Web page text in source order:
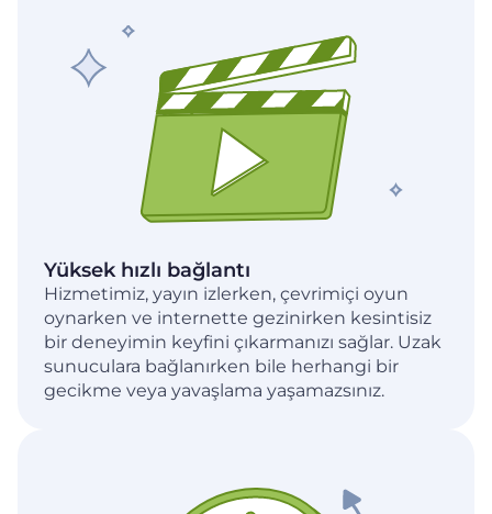
Yüksek hızlı bağlantı
Hizmetimiz, yayın izlerken, çevrimiçi oyun
oynarken ve internette gezinirken kesintisiz
bir deneyimin keyfini çıkarmanızı sağlar. Uzak
sunuculara bağlanırken bile herhangi bir
gecikme veya yavaşlama yaşamazsınız.